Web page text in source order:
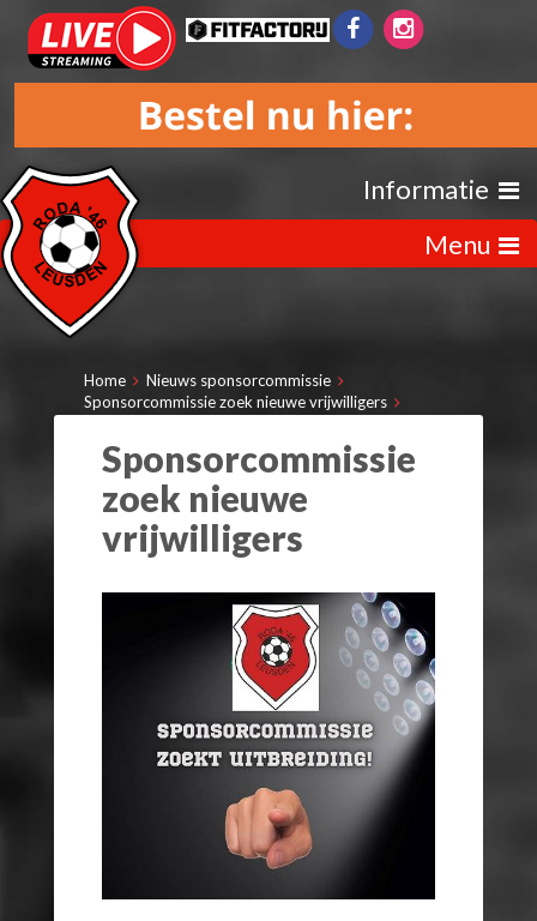
Informatie
Menu
Home
Nieuws sponsorcommissie
Sponsorcommissie zoek nieuwe vrijwilligers
Sponsorcommissie
zoek nieuwe
vrijwilligers